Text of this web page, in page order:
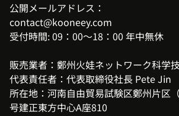
公開メールアドレス：
contact@kooneey.com
受付時間: 09：00〜18：00 年中無休
販売業者：鄭州火娃ネットワーク科学
代表責任者：代表取締役社長 Pete Jin
所在地：河南自由貿易試験区鄭州片区
号建正東方中心A座810